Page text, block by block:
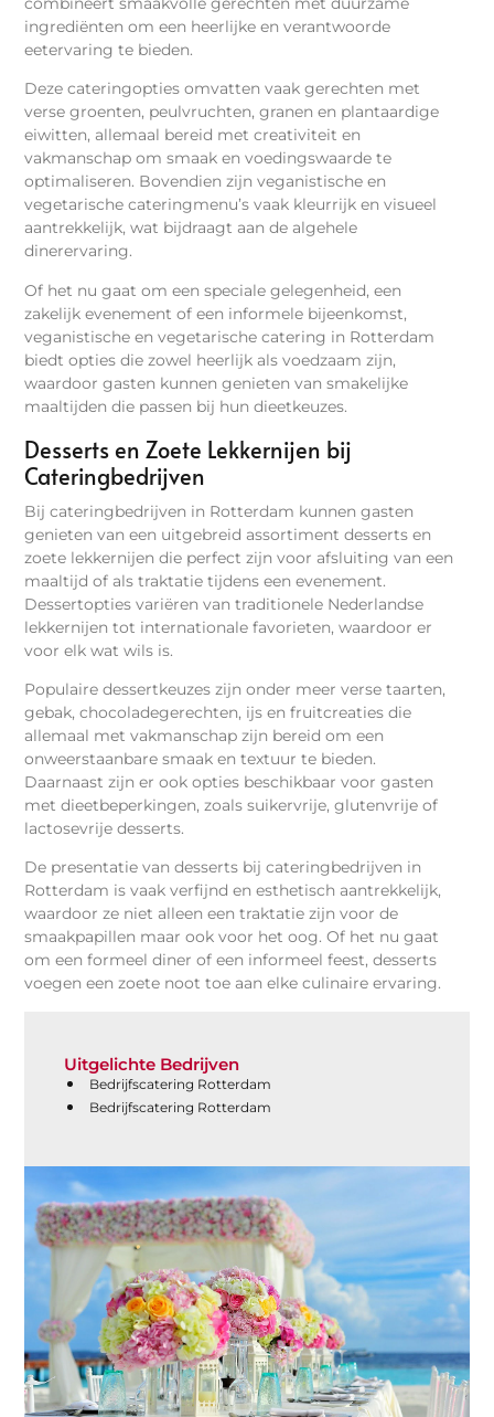
ingrediënten om een heerlijke en verantwoorde
eetervaring te bieden.
Deze cateringopties omvatten vaak gerechten met
verse groenten, peulvruchten, granen en plantaardige
eiwitten, allemaal bereid met creativiteit en
vakmanschap om smaak en voedingswaarde te
optimaliseren. Bovendien zijn veganistische en
vegetarische cateringmenu’s vaak kleurrijk en visueel
aantrekkelijk, wat bijdraagt aan de algehele
dinerervaring.
Of het nu gaat om een speciale gelegenheid, een
zakelijk evenement of een informele bijeenkomst,
veganistische en vegetarische catering in Rotterdam
biedt opties die zowel heerlijk als voedzaam zijn,
waardoor gasten kunnen genieten van smakelijke
maaltijden die passen bij hun dieetkeuzes.
Desserts en Zoete Lekkernijen bij
Cateringbedrijven
Bij cateringbedrijven in Rotterdam kunnen gasten
genieten van een uitgebreid assortiment desserts en
zoete lekkernijen die perfect zijn voor afsluiting van een
maaltijd of als traktatie tijdens een evenement.
Dessertopties variëren van traditionele Nederlandse
lekkernijen tot internationale favorieten, waardoor er
voor elk wat wils is.
Populaire dessertkeuzes zijn onder meer verse taarten,
gebak, chocoladegerechten, ijs en fruitcreaties die
allemaal met vakmanschap zijn bereid om een
onweerstaanbare smaak en textuur te bieden.
Daarnaast zijn er ook opties beschikbaar voor gasten
met dieetbeperkingen, zoals suikervrije, glutenvrije of
lactosevrije desserts.
De presentatie van desserts bij cateringbedrijven in
Rotterdam is vaak verfijnd en esthetisch aantrekkelijk,
waardoor ze niet alleen een traktatie zijn voor de
smaakpapillen maar ook voor het oog. Of het nu gaat
om een formeel diner of een informeel feest, desserts
voegen een zoete noot toe aan elke culinaire ervaring.
Uitgelichte Bedrijven
Bedrijfscatering Rotterdam
Bedrijfscatering Rotterdam